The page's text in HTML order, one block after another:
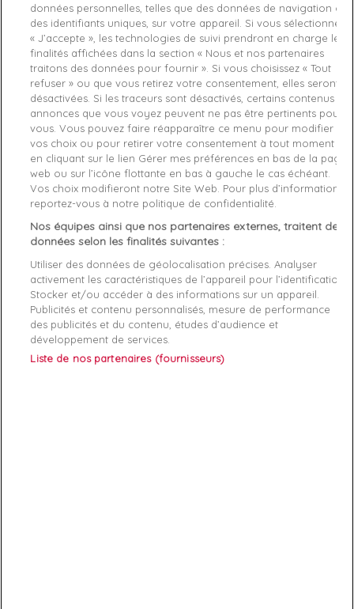
Je craque ! favorite_border
Livraison gratuite *
Retours sous 100 jours
Produit certifié authentique
Caractéristiques produit
Description Détails du produit
Guess Allie,Gilet femme
données personnelles, telles que des données de navigation ou
des identifiants uniques, sur votre appareil. Si vous sélectionnez
« J’accepte », les technologies de suivi prendront en charge les
finalités affichées dans la section « Nous et nos partenaires
traitons des données pour fournir ». Si vous choisissez « Tout
refuser » ou que vous retirez votre consentement, elles seront
désactivées. Si les traceurs sont désactivés, certains contenus et
annonces que vous voyez peuvent ne pas être pertinents pour
vous. Vous pouvez faire réapparaître ce menu pour modifier
vos choix ou pour retirer votre consentement à tout moment
en cliquant sur le lien Gérer mes préférences en bas de la page
web ou sur l’icône flottante en bas à gauche le cas échéant.
Vos choix modifieront notre Site Web. Pour plus d’informations,
reportez-vous à notre politique de confidentialité.
Nos équipes ainsi que nos partenaires externes, traitent des
données selon les finalités suivantes :
Utiliser des données de géolocalisation précises. Analyser
activement les caractéristiques de l’appareil pour l’identification.
Stocker et/ou accéder à des informations sur un appareil.
Publicités et contenu personnalisés, mesure de performance
des publicités et du contenu, études d’audience et
développement de services.
Liste de nos partenaires (fournisseurs)